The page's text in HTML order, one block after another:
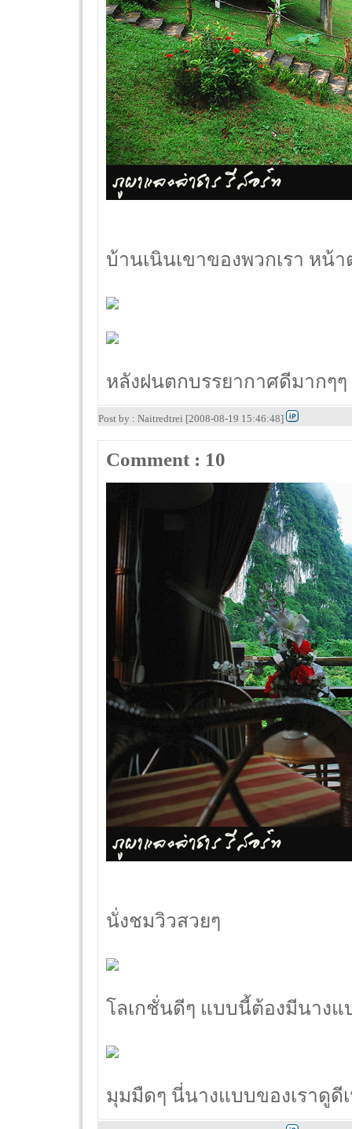
บ้านเนินเขาของพวกเรา หน้
หลังฝนตกบรรยากาศดีมากๆๆ
Post by : Naitredtrei [2008-08-19 15:46:48]
Comment : 10
นั่งชมวิวสวยๆ
โลเกชั่นดีๆ แบบนี้ต้องมีนางแ
มุมมืดๆ นี่นางแบบของเราดูดี